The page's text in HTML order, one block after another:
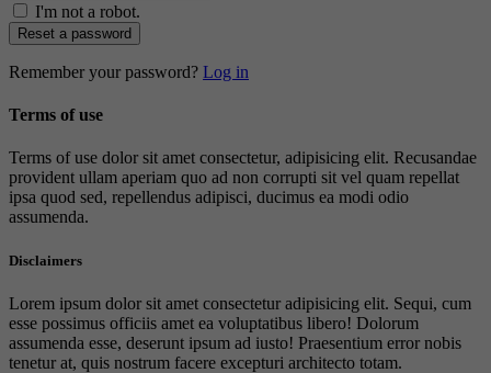
I'm not a robot.
Reset a password
Remember your password? Log in
Terms of use
Terms of use dolor sit amet consectetur, adipisicing elit. Recusandae
provident ullam aperiam quo ad non corrupti sit vel quam repellat
ipsa quod sed, repellendus adipisci, ducimus ea modi odio
assumenda.
Disclaimers
Lorem ipsum dolor sit amet consectetur adipisicing elit. Sequi, cum
esse possimus officiis amet ea voluptatibus libero! Dolorum
assumenda esse, deserunt ipsum ad iusto! Praesentium error nobis
tenetur at, quis nostrum facere excepturi architecto totam.